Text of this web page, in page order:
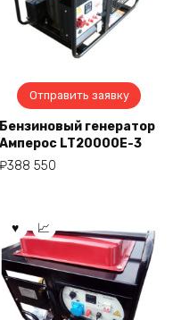
Отправить заявку
Бензиновый генератор
Амперос LT20000E-3
₽388 550